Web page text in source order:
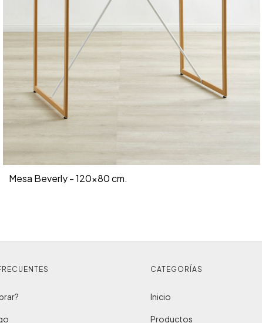
Mesa Beverly - 120x80 cm.
CATEGORÍAS
Inicio
Productos